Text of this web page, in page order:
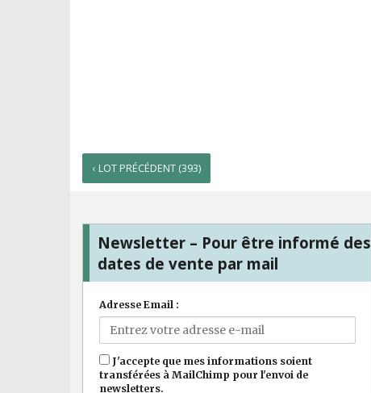
‹ LOT PRÉCÉDENT (393)
Newsletter – Pour être informé des
dates de vente par mail
Adresse Email :
J'accepte que mes informations soient
transférées à MailChimp pour l'envoi de
newsletters.